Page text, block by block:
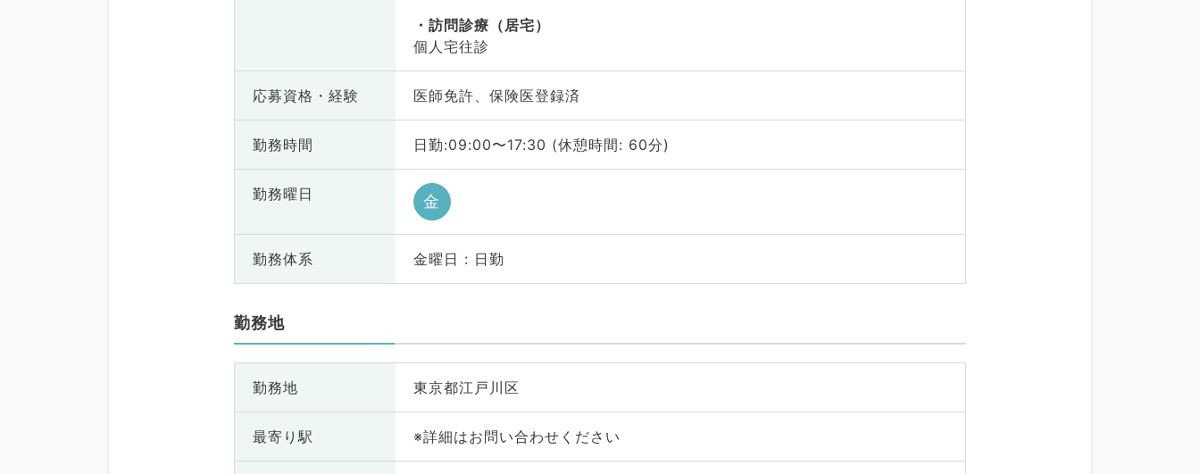
訪問診療（居宅）
個人宅往診
応募資格・ 経験 医師免許、保険医登録済
勤務時間 日勤:09:00〜17:30 (休憩時間: 60分)
勤務曜日 金
勤務体系 金曜日 : 日勤
勤務地
勤務地 東京都江戸川区
最寄り駅 ※詳細はお問い合わせください